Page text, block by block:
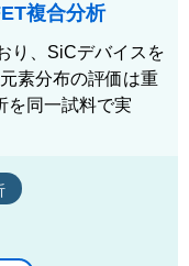
複合分析
り、SiCデバイスを
素分布の評価は重
を同一試料で実